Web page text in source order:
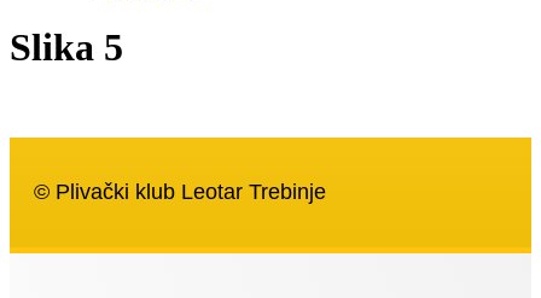
Slika 5
© Plivački klub Leotar Trebinje